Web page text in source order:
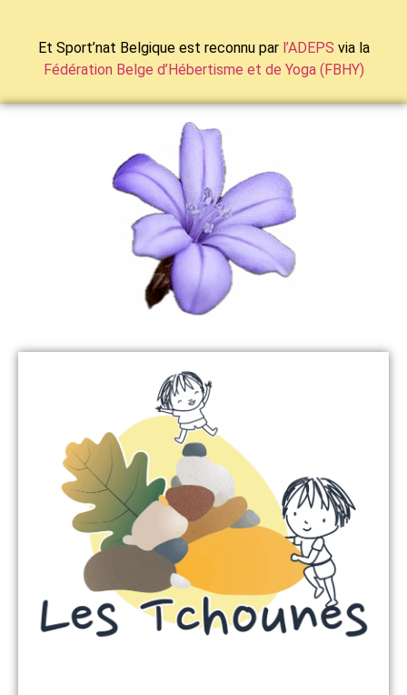
Et Sport’nat Belgique est reconnu par l’ADEPS via la
Fédération Belge d’Hébertisme et de Yoga (FBHY)